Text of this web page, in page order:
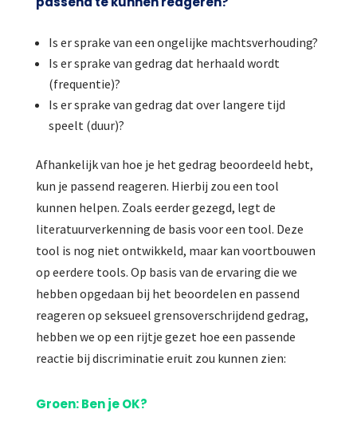
Is er sprake van een ongelijke machtsverhouding?
Is er sprake van gedrag dat herhaald wordt
(frequentie)?
Is er sprake van gedrag dat over langere tijd
speelt (duur)?
Afhankelijk van hoe je het gedrag beoordeeld hebt,
kun je passend reageren. Hierbij zou een tool
kunnen helpen. Zoals eerder gezegd, legt de
literatuurverkenning de basis voor een tool. Deze
tool is nog niet ontwikkeld, maar kan voortbouwen
op eerdere tools. Op basis van de ervaring die we
hebben opgedaan bij het beoordelen en passend
reageren op seksueel grensoverschrijdend gedrag,
hebben we op een rijtje gezet hoe een passende
reactie bij discriminatie eruit zou kunnen zien:
Groen: Ben je OK?